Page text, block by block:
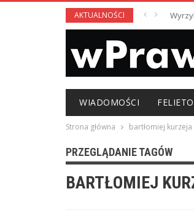
AKTUALNOŚCI
WIADOMOŚCI
Strona główna bartłomiej kurzeja
PRZEGLĄDANIE TAGÓW
BARTŁOMIEJ